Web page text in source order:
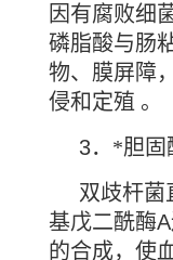
因有腐败细
磷脂酸与肠
物、膜屏障
侵和定殖 。
3．*胆固
双歧杆菌
基戊二酰酶A
的合成，使